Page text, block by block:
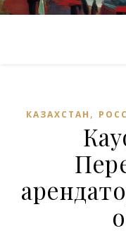
КАЗАХСТАН ,